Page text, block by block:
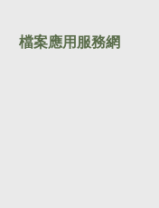
檔案應用服務網